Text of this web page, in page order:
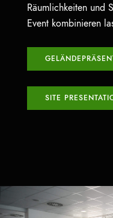
Räumlichkeiten und
Event kombinieren
SITE